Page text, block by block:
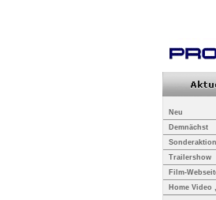
Neu
Demnächst
Trailershow
Film-
Home Video